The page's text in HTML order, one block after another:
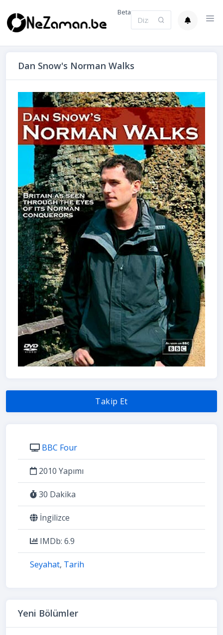
Beta
Dan Snow's Norman Walks
Takip Et
BBC Four
2010 Yapımı
30 Dakika
İngilizce
IMDb: 6.9
Seyahat, Tarih
Yeni Bölümler